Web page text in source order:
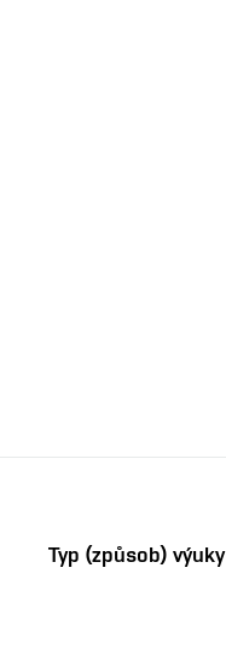
Typ (způsob) výuky